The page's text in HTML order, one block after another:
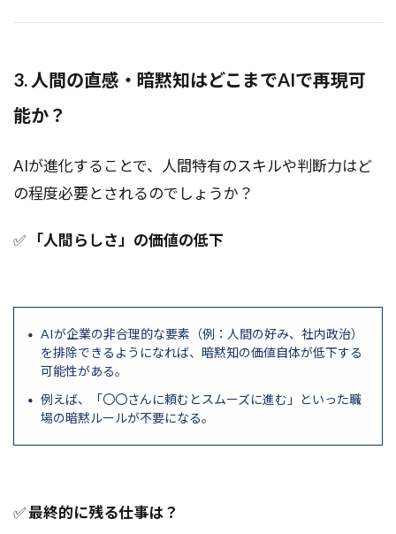
OpenAI API
高度な最適化
検索
3. 人間の直感・暗黙知はどこまでAIで再現可
能か？
AIが進化することで、人間特有のスキルや判断力はど
の程度必要とされるのでしょうか？
✅ 「人間らしさ」の価値の低下
AIが企業の非合理的な要素（例：人間の好み、社内政治）
を排除できるようになれば、暗黙知の価値自体が低下する
可能性がある。
例えば、「〇〇さんに頼むとスムーズに進む」といった職
場の暗黙ルールが不要になる。
✅最終的に残る仕事は？